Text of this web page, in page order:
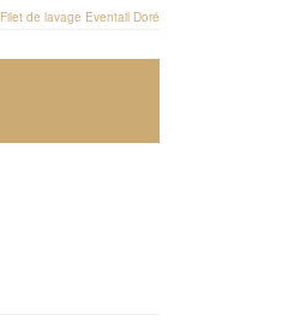
Filet de lavage Eventail Doré